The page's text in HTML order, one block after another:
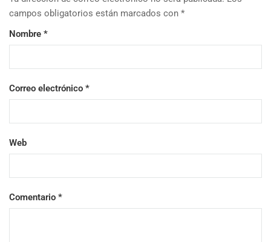
campos obligatorios están marcados con *
Nombre *
Correo electrónico *
Web
Comentario *